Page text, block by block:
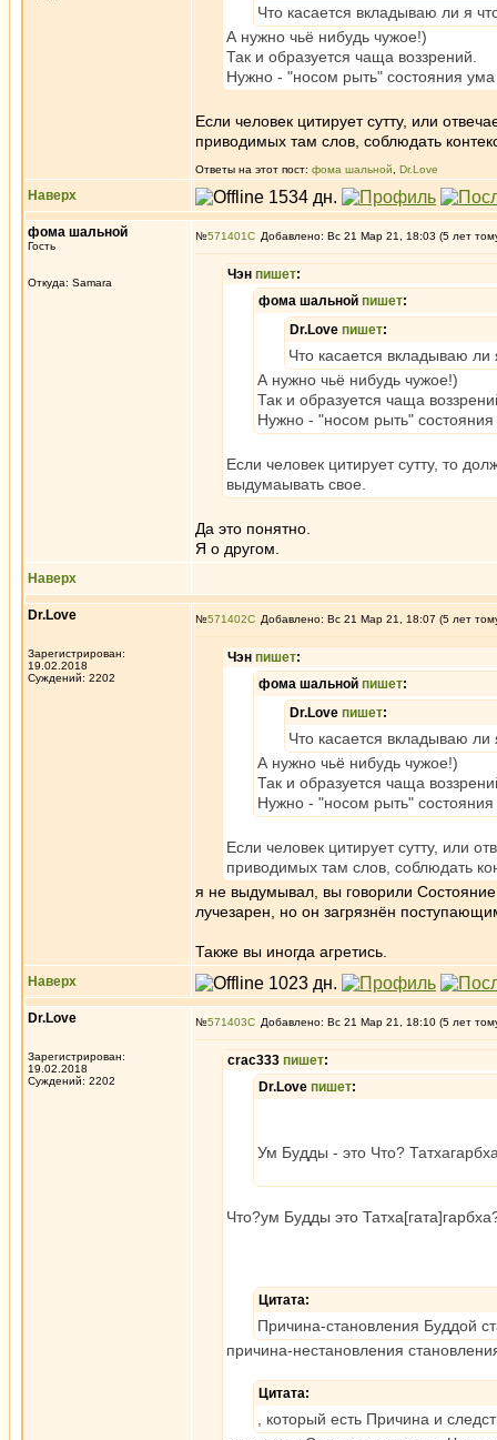
Что касается вкладываю ли я
А нужно чьё нибудь чужое!)
Так и образуется чаща воззрений.
Нужно - "носом рыть" состояния ума
Если человек цитирует сутту, или
приводимых там слов, соблюдать
Ответы на этот пост: фома шальной Dr.Love
Наверх
фома шальной
Гость
Откуда: Samara
№571401 Добавлено: Вс 21 Мар 21, 18:03 (5 лет
Чэн пишет:
фома шальной пишет:
Dr.Love пишет:
Что касается вкладываю
А нужно чьё нибудь чужое!)
Так и образуется чаща
Нужно - "носом рыть" состояния
Если человек цитирует сутту, то
выдумаывать свое.
Да это понятно.
Я о другом.
Наверх
Dr.Love
Зарегистрирован:
19.02.2018
Суждений: 2202
№571402 Добавлено: Вс 21 Мар 21, 18:07 (5 лет
Чэн пишет:
фома шальной пишет:
Dr.Love пишет:
Что касается вкладываю
А нужно чьё нибудь чужое!)
Так и образуется чаща
Нужно - "носом рыть" состояния
Если человек цитирует сутту, или
приводимых там слов, соблюдать
я не выдумывал, вы говорили
лучезарен, но он загрязнён
Также вы иногда агретись.
Наверх
Dr.Love
Зарегистрирован:
19.02.2018
Суждений: 2202
№571403 Добавлено: Вс 21 Мар 21, 18:10 (5 лет
crac333 пишет:
Dr.Love пишет:
Ум Будды - это Что?
Что?ум Будды это
Цитата:
Причина-становления Буддой
причина-нестановления
Цитата:
, который есть Причина и